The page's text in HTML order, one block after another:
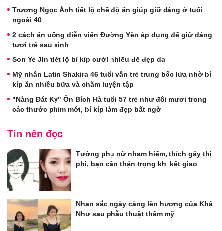
Trương Ngọc Ánh tiết lộ chế độ ăn giúp giữ dáng ở tuổi
ngoài 40
2 cách ăn uống diễn viên Đường Yên áp dụng để giữ dáng
tươi trẻ sau sinh
Son Ye Jin tiết lộ bí kíp cười nhiều để đẹp da
Mỹ nhân Latin Shakira 46 tuổi vẫn trẻ trung bốc lửa nhờ bí
kíp ăn nhiều bữa và chăm luyện tập
"Nàng Đát Kỷ" Ôn Bích Hà tuổi 57 trẻ như đôi mươi trong
các thước phim mới, bí kíp làm đẹp bất ngờ
Tin nên đọc
Tướng phụ nữ nham hiểm, thích gây thị
phi, bạn cần thận trọng khi kết giao
Nhan sắc ngày càng lên hương của Khả
Như sau phẫu thuật thẩm mỹ